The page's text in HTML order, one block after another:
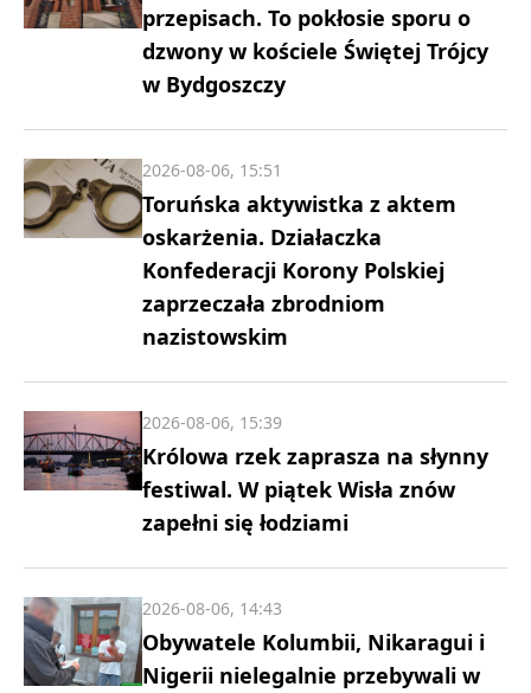
przepisach. To pokłosie sporu o
dzwony w kościele Świętej Trójcy
w Bydgoszczy
Toruńska aktywistka z aktem
oskarżenia. Działaczka
Konfederacji Korony Polskiej
zaprzeczała zbrodniom
nazistowskim
2026-08-06, 15:51
Królowa rzek zaprasza na słynny
festiwal. W piątek Wisła znów
zapełni się łodziami
2026-08-06, 15:39
Obywatele Kolumbii, Nikaragui i
Nigerii nielegalnie przebywali w
2026-08-06, 14:43